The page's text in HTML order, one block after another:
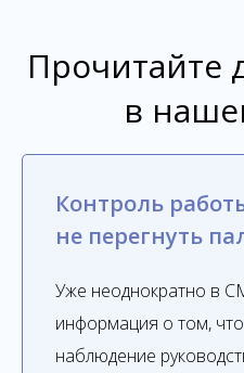
Прочитайте
в
Контроль
не перегнуть
Уже неоднократно в
информация о том,
наблюдение